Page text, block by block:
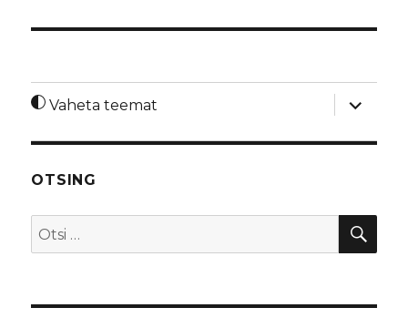
Vaheta teemat
laienda
OTSING
Otsi: